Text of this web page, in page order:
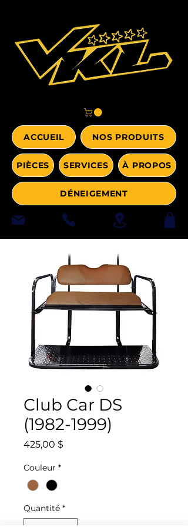
ACCUEIL NOS PRODUITS
PIÈCES SERVICES À PROPOS
DÉNEIGEMENT
Club Car DS
(1982-1999)
425,00 $
Couleur *
Quantité *